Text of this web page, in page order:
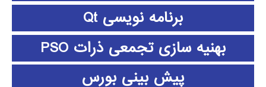
برنامه نویسی Qt
بهنیه سازی تجمعی ذرات PSO
پیش بینی بورس